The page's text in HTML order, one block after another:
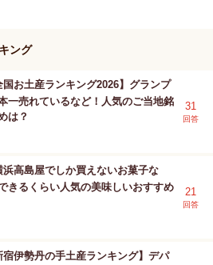
ング
国お土産ランキング2026】グランプ
一売れているなど！人気のご当地銘
は？
31
回答
浜高島屋でしか買えないお菓子な
きるくらい人気の美味しいおすすめ
21
回答
宿伊勢丹の手土産ランキング】デパ